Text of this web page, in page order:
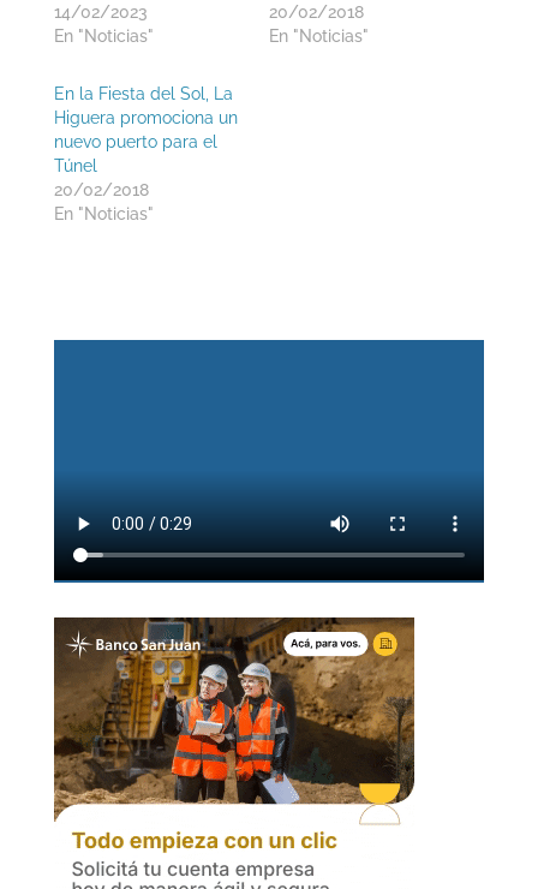
14/02/2023
En "Noticias"
20/02/2018
En "Noticias"
En la Fiesta del Sol, La
Higuera promociona un
nuevo puerto para el
Túnel
20/02/2018
En "Noticias"